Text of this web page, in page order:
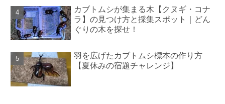
カブトムシが集まる木【クヌギ・コナ
ラ】の見つけ方と採集スポット｜どん
ぐりの木を探せ！
羽を広げたカブトムシ標本の作り方
【夏休みの宿題チャレンジ】